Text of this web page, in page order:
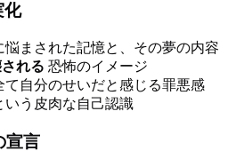
化
悩まされた記憶と、その夢の内容
れる 恐怖のイメージ
て自分のせいだと感じる罪悪感
いう皮肉な自己認識
宣言